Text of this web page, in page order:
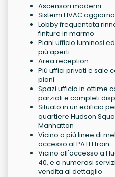
Ascensori moderni
Sistemi HVAC
Lobby frequentata
finiture in marmo
Piani ufficio luminosi
più aperti
Area reception
Più uffici privati e sale
piani
Spazi ufficio in ottime
parziali e completi
Situato in un edificio
quartiere Hudson
Manhattan
Vicino a più linee di
accesso al PATH train
Vicino all'accesso a
40, e a numerosi
vendita al dettaglio